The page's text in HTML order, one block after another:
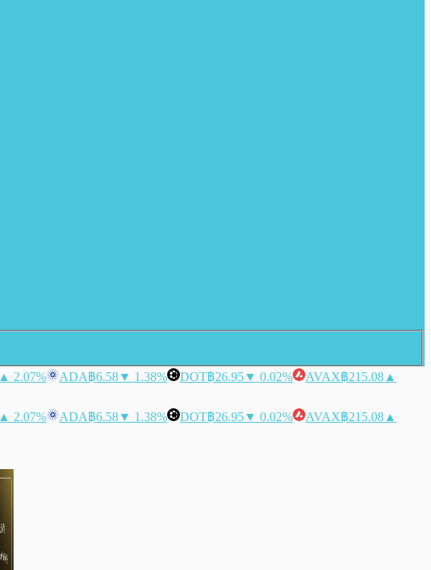
▲ 2.07% ADA฿6.58▼ 1.38% DOT฿26.95▼ 0.02% AVAX฿215.08 ▲
▲ 2.07% ADA฿6.58▼ 1.38% DOT฿26.95▼ 0.02% AVAX฿215.08 ▲